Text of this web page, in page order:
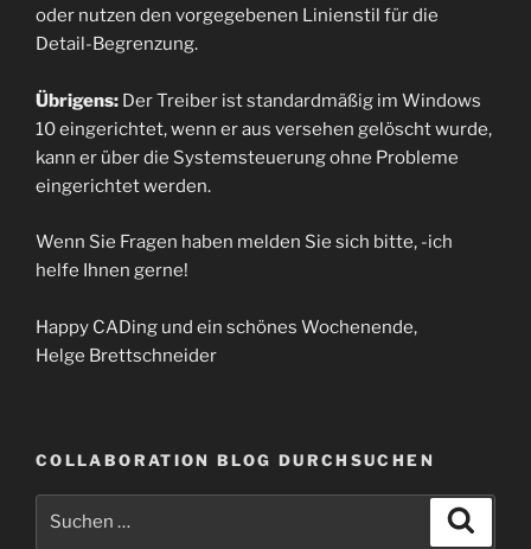
oder nutzen den vorgegebenen Linienstil für die
Detail-Begrenzung.
Übrigens: Der Treiber ist standardmäßig im Windows
10 eingerichtet, wenn er aus versehen gelöscht wurde,
kann er über die Systemsteuerung ohne Probleme
eingerichtet werden.
Wenn Sie Fragen haben melden Sie sich bitte, -ich
helfe Ihnen gerne!
Happy CADing und ein schönes Wochenende,
Helge Brettschneider
COLLABORATION BLOG DURCHSUCHEN